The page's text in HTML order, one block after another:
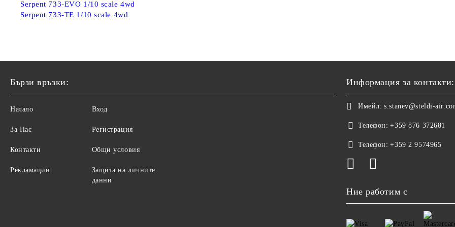
Serpent 733-EVO 1/10 scale 4wd
Serpent 733-TE 1/10 scale 4wd
Бързи връзки:
Начало
За Нас
Контакти
Рекламации
Вход
Регистрация
Общи условия
Защита на личните
данни
Информация за контакти:
Имейл: s.stanev@steldi-
Телефон: +359 876 372681
Телефон: +359 2 9574965
Ние работим с